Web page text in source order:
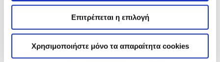
Χρησιμοποιούμε cookie για την εξατομίκευση
περιεχομένου και διαφημίσεων, την παροχή λειτουργιών
κοινωνικών μέσων και την ανάλυση της
Επιτρέπεται η επιλογή
Χρησιμοποιήστε μόνο τα απαραίτητα cookies
ΤΙΜΟΚΑΤΑΛΟΓΟΣ ΜΟΝΤΕΛΩΝ